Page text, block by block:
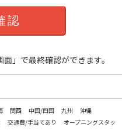
」で最終確認ができます。
関西 中国/四国 九州
沖縄
交通費/手当てあり
オープニングスタッ